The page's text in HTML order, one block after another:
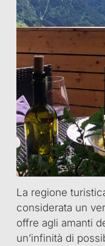
La regione
considerata un
offre agli amanti
un’infinità di